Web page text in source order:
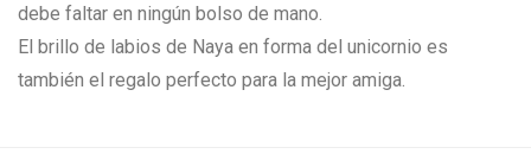
debe faltar en ningún bolso de mano.
El brillo de labios de Naya en forma del unicornio es
también el regalo perfecto para la mejor amiga.